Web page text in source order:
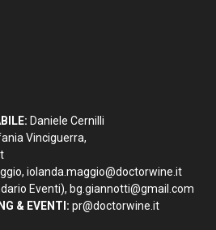
Daniele Cernilli
Vinciguerra,
iolanda.maggio@doctorwine.it
Eventi), bg.giannotti@gmail.com
& EVENTI: pr@doctorwine.it